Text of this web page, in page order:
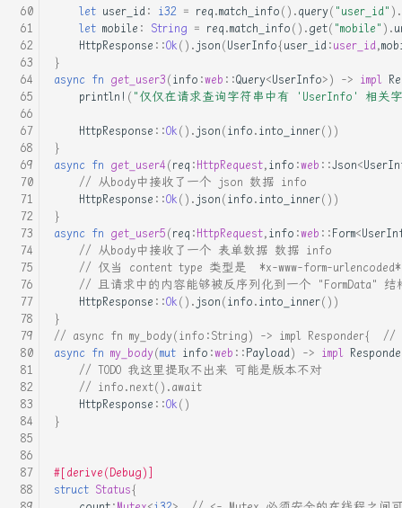
python爬虫实现百度翻译小工
具
python给pdf的指定页添加图
片到指定位置
redis连接报错:MISCONF
Redis is configured to
save RDB snapshots
rust中的NIX库介绍
uWsgi日志定时每天切割工具
ubuntu16.04安装python+node
环境
uwsgi 启动 重启 停止
七牛云对象存储python_api
使用clion配置 Cmake远程开
Seccomp, BPF与容器安全
Seccomp中文手册
Seccomp从0到1
Seccomp简单的使用
c++拾遗=右值, move, 转发
go语言交叉编译
go语言的文件锁
linux 信号列表和基本作用
linux中的 errno
linux应用程序-ELF查看工具
mmap共享存储映射(存储IO映
射)系列详解
let user_id : i32 = req.match_info().query( "user_id" ).
let mobile : String = req.match_info().get( "mobile" ).
HttpResponse ::Ok(). json(UserInfo{user_id :user_id,
}
async fn get_user3(info :web ::Query<UserInfo>) -> impl
println! ( "仅仅在请求查询字符串中有 'UserInfo' 相
HttpResponse ::Ok(). json(info.into_inner())
}
async fn get_user4(req :HttpRequest,info :web ::Json<
// 从body中接收了一个 json 数据 info
HttpResponse ::Ok(). json(info.into_inner())
}
async fn get_user5(req :HttpRequest,info :web ::Form<
// 从body中接收了一个 表单数据 数据 info
// 仅当 content type 类型是  *x-www-form-
// 且请求中的内容能够被反序列化到一个 "FormData" 结
HttpResponse ::Ok(). json(info.into_inner())
}
// async fn my_body(info:String) -> impl Responder{  //
async fn my_body(mut info :web ::Payload) -> impl
// TODO 我这里提取不出来 可能是版本不对
// info.next().await
HttpResponse ::Ok()
}
#[derive(Debug)]
struct Status{